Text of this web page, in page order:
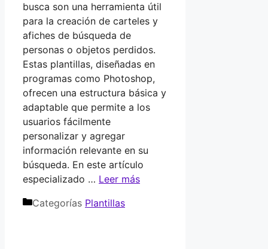
busca son una herramienta útil
para la creación de carteles y
afiches de búsqueda de
personas o objetos perdidos.
Estas plantillas, diseñadas en
programas como Photoshop,
ofrecen una estructura básica y
adaptable que permite a los
usuarios fácilmente
personalizar y agregar
información relevante en su
búsqueda. En este artículo
especializado … Leer más
Categorías Plantillas